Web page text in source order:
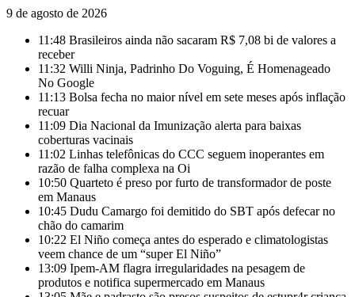
9 de agosto de 2026
11:48 Brasileiros ainda não sacaram R$ 7,08 bi de valores a
receber
11:32 Willi Ninja, Padrinho Do Voguing, É Homenageado
No Google
11:13 Bolsa fecha no maior nível em sete meses após inflação
recuar
11:09 Dia Nacional da Imunização alerta para baixas
coberturas vacinais
11:02 Linhas telefônicas do CCC seguem inoperantes em
razão de falha complexa na Oi
10:50 Quarteto é preso por furto de transformador de poste
em Manaus
10:45 Dudu Camargo foi demitido do SBT após defecar no
chão do camarim
10:22 El Niño começa antes do esperado e climatologistas
veem chance de um “super El Niño”
13:09 Ipem-AM flagra irregularidades na pesagem de
produtos e notifica supermercado em Manaus